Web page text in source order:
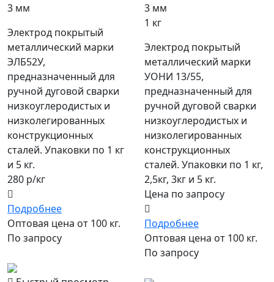
3 мм
Электрод покрытый
металлический марки
ЭЛБ52У,
предназначенный для
ручной дуговой сварки
низкоуглеродистых и
низколегированных
конструкционных
сталей. Упаковки по 1 кг
и 5 кг.
280 р/кг
Подробнее
Оптовая цена от 100 кг.
По запросу
3 мм
1 кг
Электрод покрытый
металлический марки
УОНИ 13/55,
предназначенный для
ручной дуговой сварки
низкоуглеродистых и
низколегированных
конструкционных
сталей. Упаковки по 1 кг,
2,5кг, 3кг и 5 кг.
Цена по запросу
Подробнее
Оптовая цена от 100 кг.
По запросу